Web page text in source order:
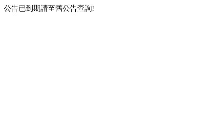
公告已到期請至舊公告查詢!